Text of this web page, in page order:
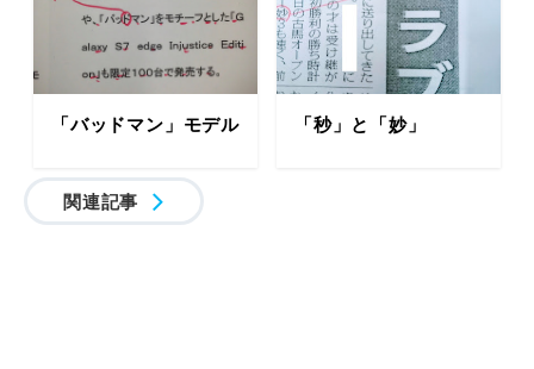
「バッドマン」モデル 「秒」と「妙」
関連記事